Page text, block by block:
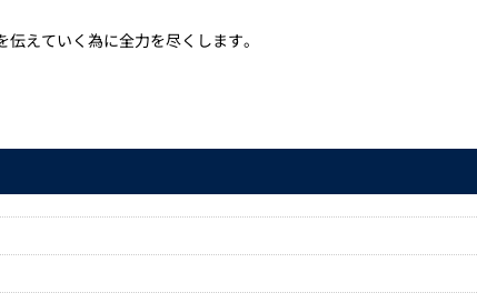
えていく為に全力を尽くします。